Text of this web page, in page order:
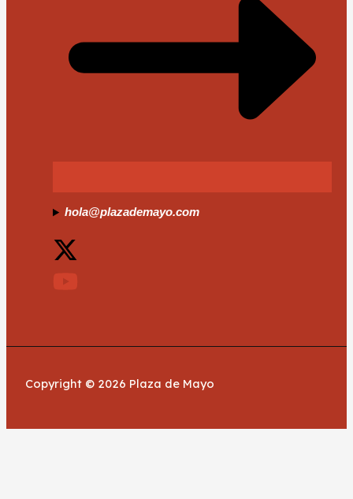
hola@plazademayo.com
Copyright © 2026 Plaza de Mayo